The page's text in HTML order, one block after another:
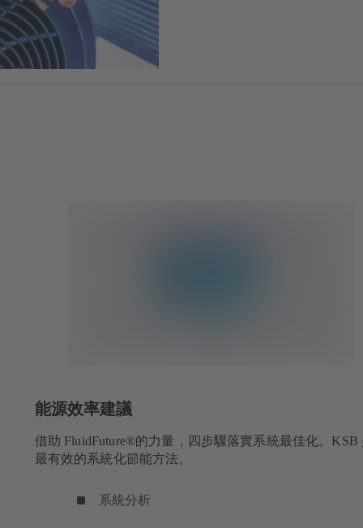
能源效率建議
借助 FluidFuture®的力量，四步驟落實系統最佳化。KSB
最有效的系統化節能方法。
系統分析